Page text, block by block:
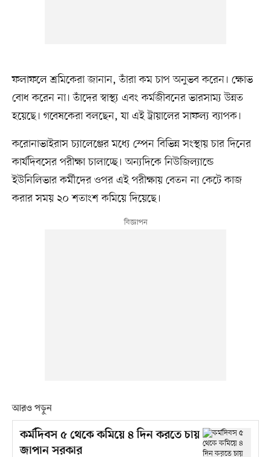
ফলাফলে শ্রমিকেরা জানান, তাঁরা কম চাপ অনুভব করেন। ক্ষোভ
বোধ করেন না। তাঁদের স্বাস্থ্য এবং কর্মজীবনের ভারসাম্য উন্নত
হয়েছে। গবেষকেরা বলছেন, যা এই ট্রায়ালের সাফল্য ব্যাপক।
করোনাভাইরাস চ্যালেঞ্জের মধ্যে স্পেন বিভিন্ন সংস্থায় চার দিনের
কার্যদিবসের পরীক্ষা চালাচ্ছে। অন্যদিকে নিউজিল্যান্ডে
ইউনিলিভার কর্মীদের ওপর এই পরীক্ষায় বেতন না কেটে কাজ
করার সময় ২০ শতাংশ কমিয়ে দিয়েছে।
আরও পড়ুন
কর্মদিবস ৫ থেকে কমিয়ে ৪ দিন করতে চায়
জাপান সরকার